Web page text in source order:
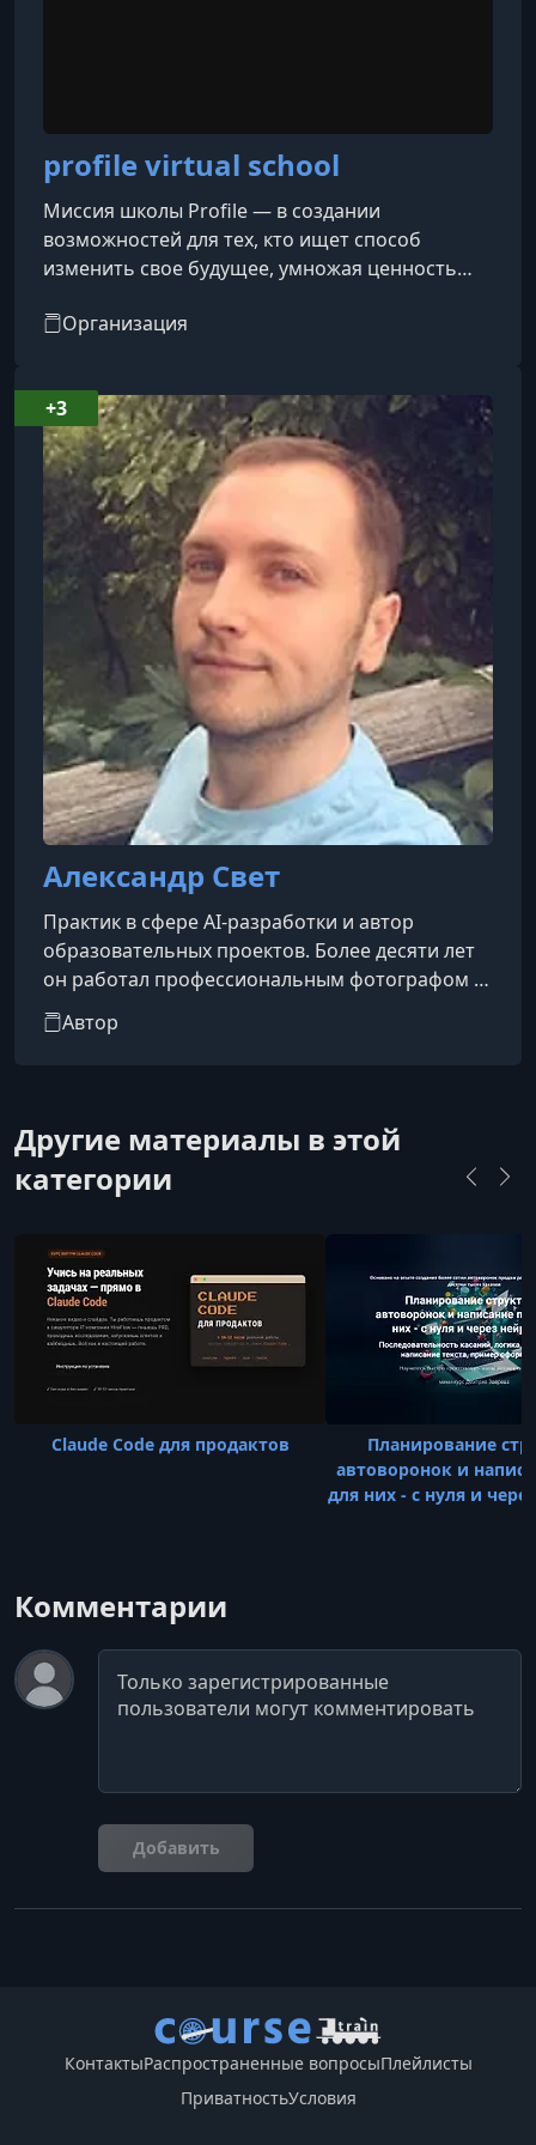
profile virtual school
Миссия школы Profile — в создании
возможностей для тех, кто ищет способ
изменить свое будущее, умножая ценность
создание высоких стандартов онлайн-
Организация
Александр Свет
Практик в сфере AI-разработки и автор
образовательных проектов. Более десяти лет
он работал профессиональным фотографом и
специалистом по Capture One, проводил курсы
и мастер-классы в России и за рубежом. В
и прикладной работе с нейросетями.Он
обучался prompt engineering у Rob Lennon,
прошёл специализированные программы
Автор
+3
Другие материалы в этой
категории
Claude Code для продактов
Планирование
автоворонок и
для них - с нуля и
Комментарии
Комментарий
Добавить
КонтактыРаспространенные вопросыПлейлисты
ПриватностьУсловия